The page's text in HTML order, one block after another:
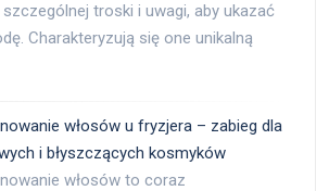
troski i uwagi, aby ukazać
Charakteryzują się one unikalną
włosów u fryzjera – zabieg dla
i błyszczących kosmyków
włosów to coraz